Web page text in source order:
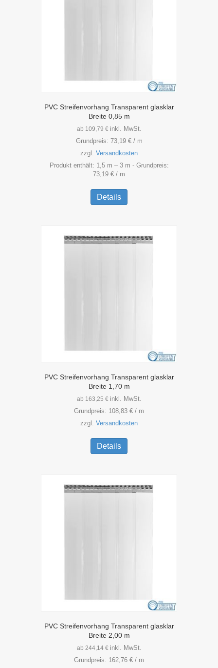
PVC Streifenvorhang Transparent glasklar
Breite 0,85 m
ab 109,79 € inkl. MwSt.
Grundpreis: 73,19 €/ m
zzgl. Versandkosten
Produkt enthält: 1,5 m – 3 m - Grundpreis:
73,19 € / m
Details
weist
Varianten
auf.
Die
PVC Streifenvorhang Transparent glasklar
Breite 1,70 m
ab 163,25 € inkl. MwSt.
Grundpreis: 108,83 € / m
zzgl. Versandkosten
Details
weist
Varianten
auf.
Die
PVC Streifenvorhang Transparent glasklar
Breite 2,00 m
ab 244,14 € inkl. MwSt.
Grundpreis: 162,76 € / m